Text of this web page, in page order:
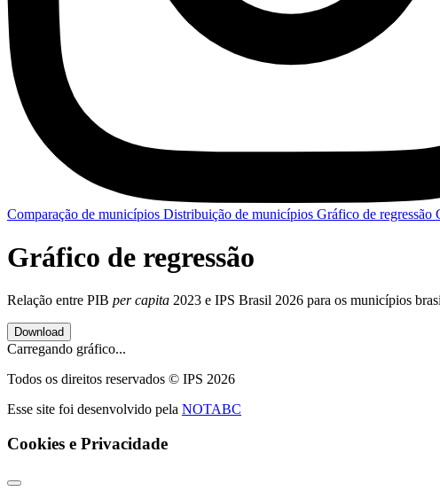
Comparação de municípios Distribuição de municípios Gráfico de regressão
Gráfico de regressão
Relação entre PIB per capita 2023 e IPS Brasil 2026 para os municípios
Download
Carregando gráfico...
Todos os direitos reservados © IPS 2026
Esse site foi desenvolvido pela NOTABC
Cookies e Privacidade